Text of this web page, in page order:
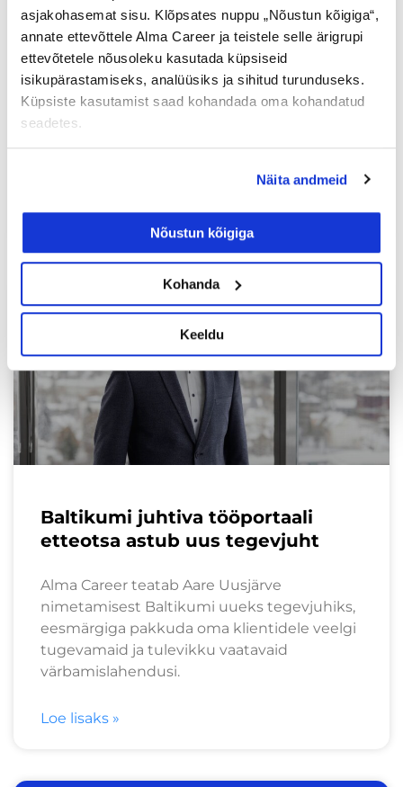
asjakohasemat sisu. Klõpsates nuppu „Nõustun kõigiga“,
annate ettevõttele Alma Career ja teistele selle ärigrupi
ettevõtetele nõusoleku kasutada küpsiseid
isikupärastamiseks, analüüsiks ja sihitud turunduseks.
Küpsiste kasutamist saad kohandada oma kohandatud
seadetes.
Näita andmeid
Nõustun kõigiga
Kohanda
Keeldu
CV.ee uuring: 89% Eesti
töötajatest on valmis töökohta
vahetama
Põhjused, miks ollakse valmis töökohta
vahetama on palga rahuolematus, otsitakse
rohkem arenguvõimalusi ning ei olda rahul
Loe lisaks »
Baltikumi juhtiva tööportaali
etteotsa astub uus tegevjuht
Alma Career teatab Aare Uusjärve
nimetamisest Baltikumi uueks tegevjuhiks,
eesmärgiga pakkuda oma klientidele veelgi
tugevamaid ja tulevikku vaatavaid
värbamislahendusi.
Loe lisaks »